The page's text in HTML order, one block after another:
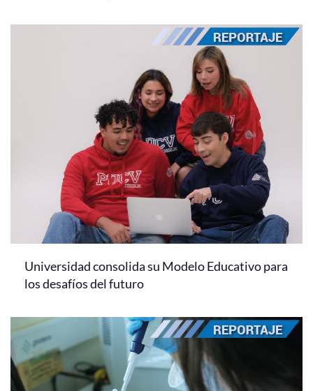
Universidad consolida su Modelo Educativo para
los desafíos del futuro